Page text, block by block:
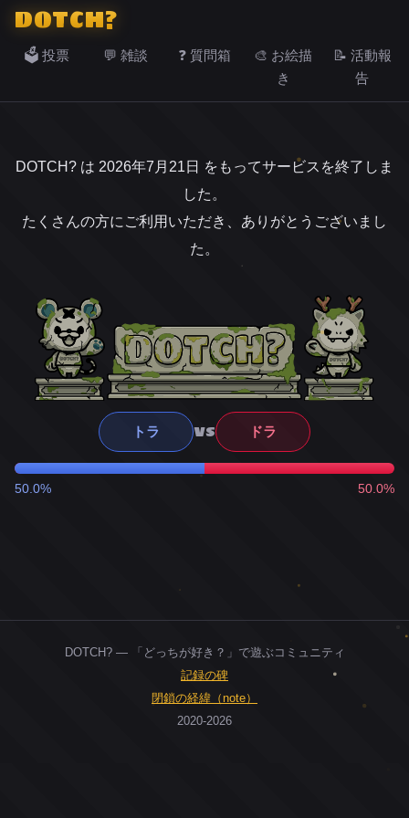
DOTCH?
🗳️ 投票 💬 雑談 ❓ 質問箱
🎨 お絵描
き
📝 活動報
告
DOTCH? は 2026年7月21日 をもってサービスを終了しま
した。
たくさんの方にご利用いただき、ありがとうございまし
た。
トラ VS ドラ
50.0% 50.0%
DOTCH? — 「どっちが好き？」で遊ぶコミュニティ
記録の碑
閉鎖の経緯（note）
2020-2026